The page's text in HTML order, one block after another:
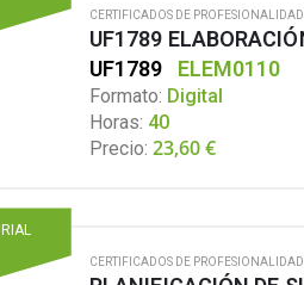
CERTIFICADOS DE PROFESIONALIDAD
UF1789 ELEM0110
Formato: Digital
Horas: 40
Precio: 23,60€
CERTIFICADOS DE PROFESIONALIDAD